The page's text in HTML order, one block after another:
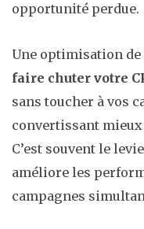
opportunité perdue.
Une optimisation
faire chuter votre
sans toucher à vos
convertissant mieux
C’est souvent le
améliore les
campagnes